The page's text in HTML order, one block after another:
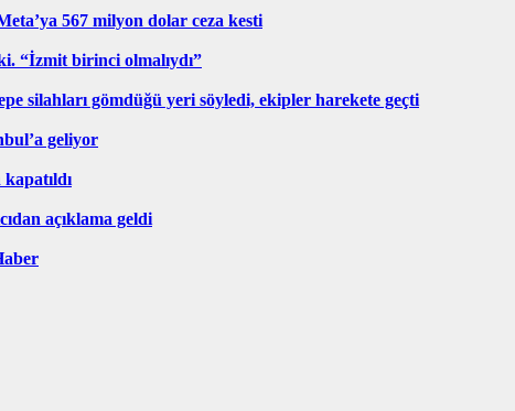
567 milyon dolar ceza kesti
“İzmit birinci olmalıydı”
silahları gömdüğü yeri söyledi, ekipler harekete geçti
geliyor
açıklama geldi